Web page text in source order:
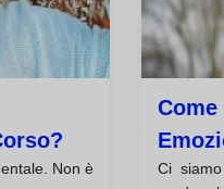
Non è
Ci